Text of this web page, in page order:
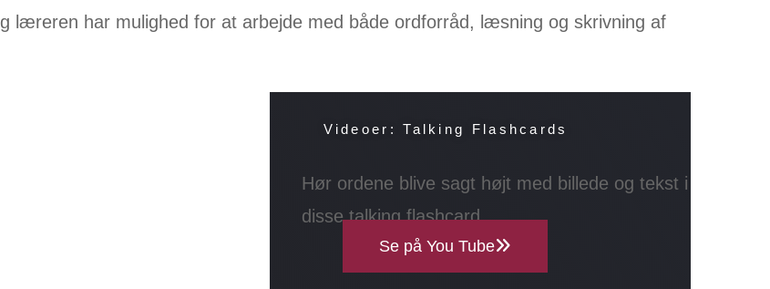
læreren har mulighed for at arbejde med både ordforråd, læsning og skrivning af
Videoer: Talking Flashcards
Hør ordene blive sagt højt med billede og tekst i
disse talking flashcard.
Se på You Tube